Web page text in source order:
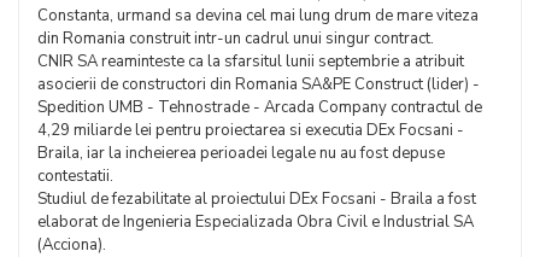
Constanta, urmand sa devina cel mai lung drum de mare viteza
din Romania construit intr-un cadrul unui singur contract.
CNIR SA reaminteste ca la sfarsitul lunii septembrie a atribuit
asocierii de constructori din Romania SA&PE Construct (lider) -
Spedition UMB - Tehnostrade - Arcada Company contractul de
4,29 miliarde lei pentru proiectarea si executia DEx Focsani -
Braila, iar la incheierea perioadei legale nu au fost depuse
contestatii.
Studiul de fezabilitate al proiectului DEx Focsani - Braila a fost
elaborat de Ingenieria Especializada Obra Civil e Industrial SA
(Acciona).